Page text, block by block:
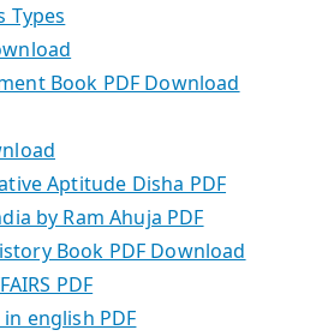
Types
Book PDF Download
Aptitude Disha PDF
by Ram Ahuja PDF
Book PDF Download
PDF
english PDF